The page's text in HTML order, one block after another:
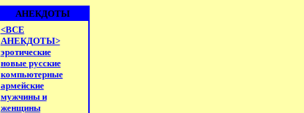
АНЕКДОТЫ
<ВСЕ
АНЕКДОТЫ>
эротические
новые русские
компьютерные
армейские
мужчины и
женщины